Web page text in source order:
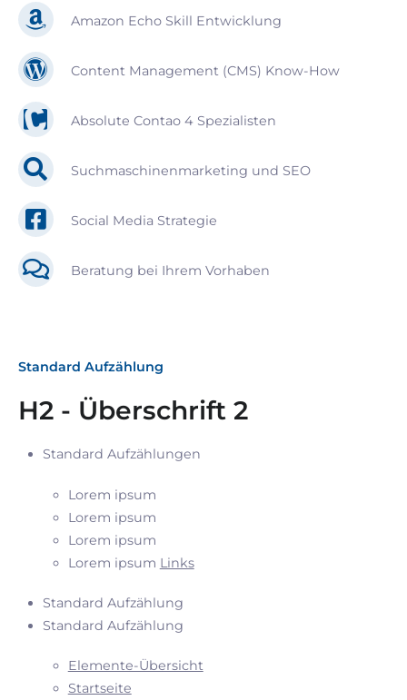
Amazon Echo Skill Entwicklung
Content Management (CMS) Know-How
Absolute Contao 4 Spezialisten
Suchmaschinenmarketing und SEO
Social Media Strategie
Beratung bei Ihrem Vorhaben
Standard Aufzählung
H2 - Überschrift 2
Standard Aufzählungen
Lorem ipsum
Lorem ipsum
Lorem ipsum
Lorem ipsum Links
Standard Aufzählung
Standard Aufzählung
Elemente-Übersicht
Startseite